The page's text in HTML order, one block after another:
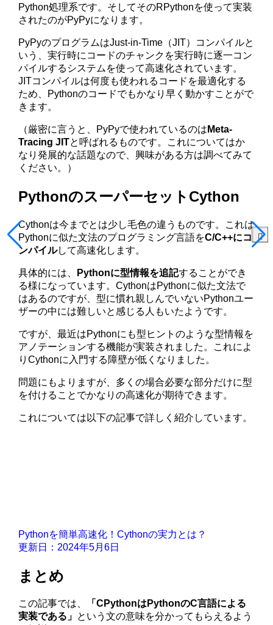
Python処理系です。そしてそのRPythonを使って実装
されたのがPyPyになります。
PyPyのプログラムはJust-in-Time（JIT）コンパイルと
いう、実行時にコードのチャンクを実行時に逐一コン
パイルするシステムを使って高速化されています。
JITコンパイルは何度も使われるコードを最適化する
ため、Pythonのコードでもかなり早く動かすことがで
きます。
（厳密に言うと、PyPyで使われているのは Meta-
Tracing JITと呼ばれるものです。これについてはか
なり発展的な話題なので、興味がある方は調べてみて
ください。）
PythonのスーパーセットCython
Cythonは今までとは少し毛色の違うものです。これは
Pythonに似た文法のプログラミング言語をC/C++にコ
ンパイルして高速化します。
具体的には、 Pythonに型情報を追記することができ
る様になっています。CythonはPythonに似た文法で
はあるのですが、型に慣れ親しんでいないPythonユー
ザーの中には難しいと感じる人もいたようです。
ですが、最近はPythonにも型ヒントのような型情報を
アノテーションする機能が実装されました。これによ
りCythonに入門する障壁が低くなりました。
問題にもよりますが、多くの場合必要な部分だけに型
を付けることでかなりの高速化が期待できます。
これについては以下の記事で詳しく紹介しています。
Pythonを簡単高速化！Cythonの実力とは？
更新日：2024年5月6日
まとめ
この記事では、
「CPythonはPythonのC言語による
実装である」 という文の意味を分かってもらえるよう